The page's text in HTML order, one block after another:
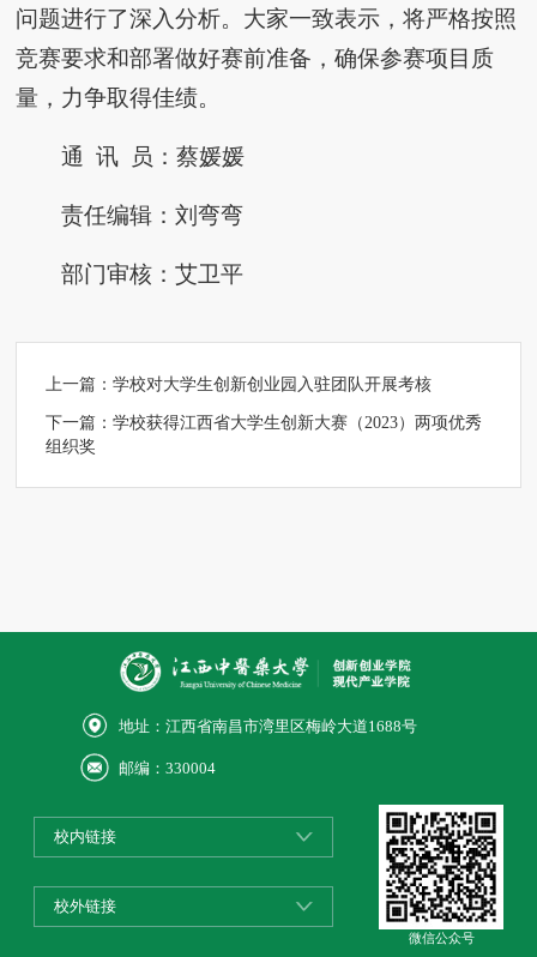
问题进行了深入分析。大家一致表示，将严格按照
竞赛要求和部署做好赛前准备，确保参赛项目质
量，力争取得佳绩。
通 讯 员：蔡媛媛
责任编辑：刘弯弯
部门审核：艾卫平
上一篇：学校对大学生创新创业园入驻团队开展考核
下一篇：学校获得江西省大学生创新大赛（2023）两项优秀
组织奖
地址：江西省南昌市湾里区梅岭大道1688号
邮编：330004
校内链接
校外链接
微信公众号